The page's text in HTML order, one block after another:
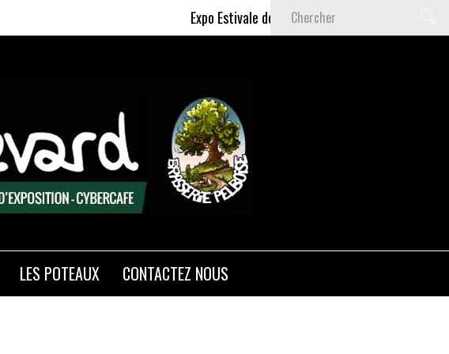
Expo Estivale de Céline DELAS - Du 9 Juillet au 6
LES POTEAUX CONTACTEZ NOUS